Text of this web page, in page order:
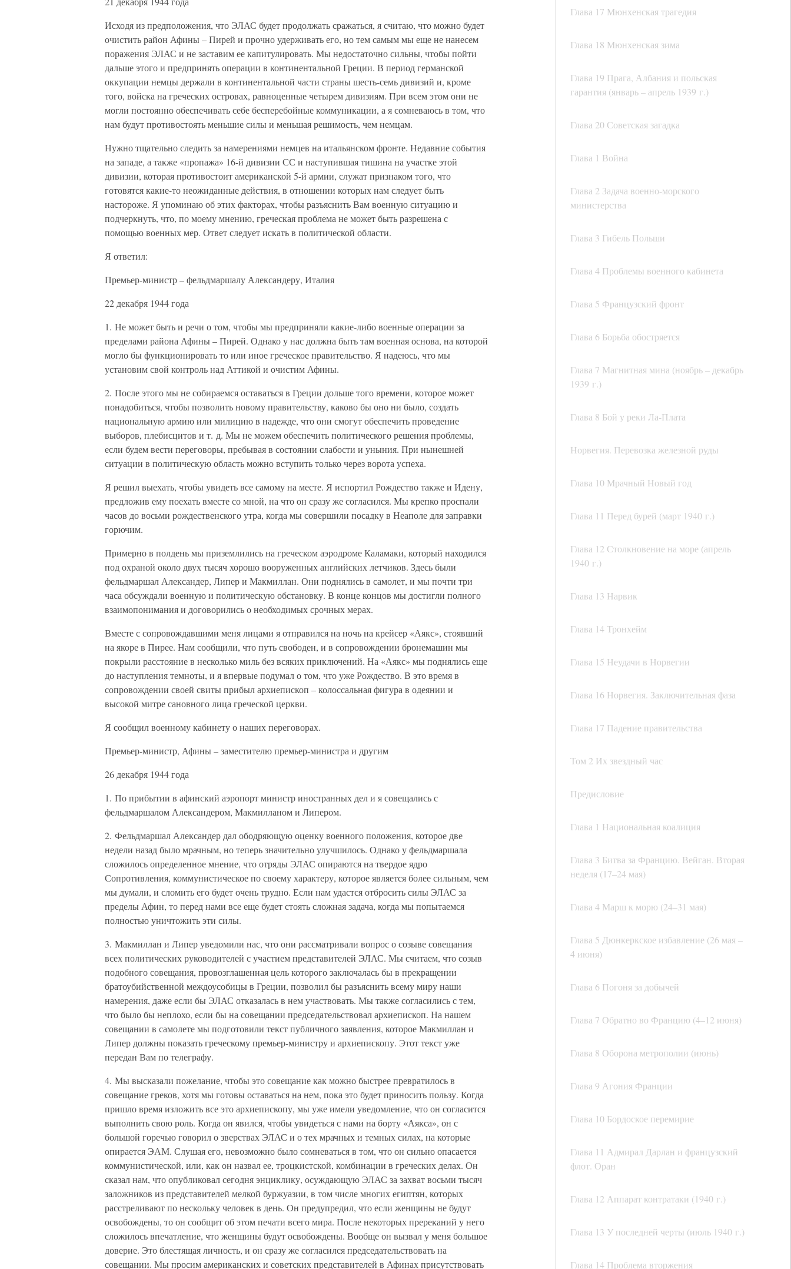
Глава 17 Мюнхенская трагедия
Глава 18 Мюнхенская зима
Глава 19 Прага, Албания и польская
гарантия (январь – апрель 1939 г.)
Глава 20 Советская загадка
Глава 1 Война
Глава 2 Задача военно-морского
министерства
Глава 3 Гибель Польши
Глава 4 Проблемы военного кабинета
Глава 5 Французский фронт
Глава 6 Борьба обостряется
Глава 7 Магнитная мина (ноябрь – декабрь
1939 г.)
Глава 8 Бой у реки Ла-Плата
Норвегия. Перевозка железной руды
Глава 10 Мрачный Новый год
Глава 11 Перед бурей (март 1940 г.)
Глава 12 Столкновение на море (апрель
1940 г.)
Глава 13 Нарвик
Глава 14 Тронхейм
Глава 15 Неудачи в Норвегии
Глава 16 Норвегия. Заключительная фаза
Глава 17 Падение правительства
Том 2 Их звездный час
Предисловие
Глава 1 Национальная коалиция
Глава 3 Битва за Францию. Вейган. Вторая
неделя (17–24 мая)
Глава 4 Марш к морю (24–31 мая)
Глава 5 Дюнкеркское избавление (26 мая –
4 июня)
Глава 6 Погоня за добычей
Глава 7 Обратно во Францию (4–12 июня)
Глава 8 Оборона метрополии (июнь)
Глава 9 Агония Франции
Глава 10 Бордоское перемирие
Глава 11 Адмирал Дарлан и французский
флот. Оран
Глава 12 Аппарат контратаки (1940 г.)
Глава 13 У последней черты (июль 1940 г.)
Глава 14 Проблема вторжения
Исходя из предположения, что ЭЛАС будет продолжать сражаться, я считаю, что можно будет
очистить район Афины – Пирей и прочно удерживать его, но тем самым мы еще не нанесем
поражения ЭЛАС и не заставим ее капитулировать. Мы недостаточно сильны, чтобы пойти
дальше этого и предпринять операции в континентальной Греции. В период германской
оккупации немцы держали в континентальной части страны шесть-семь дивизий и, кроме
того, войска на греческих островах, равноценные четырем дивизиям. При всем этом они не
могли постоянно обеспечивать себе бесперебойные коммуникации, а я сомневаюсь в том, что
нам будут противостоять меньшие силы и меньшая решимость, чем немцам.
Нужно тщательно следить за намерениями немцев на итальянском фронте. Недавние события
на западе, а также «пропажа» 16-й дивизии СС и наступившая тишина на участке этой
дивизии, которая противостоит американской 5-й армии, служат признаком того, что
готовятся какие-то неожиданные действия, в отношении которых нам следует быть
настороже. Я упоминаю об этих факторах, чтобы разъяснить Вам военную ситуацию и
подчеркнуть, что, по моему мнению, греческая проблема не может быть разрешена с
помощью военных мер. Ответ следует искать в политической области.
Я ответил:
Премьер-министр – фельдмаршалу Александеру, Италия
22 декабря 1944 года
1. Не может быть и речи о том, чтобы мы предприняли какие-либо военные операции за
пределами района Афины – Пирей. Однако у нас должна быть там военная основа, на которой
могло бы функционировать то или иное греческое правительство. Я надеюсь, что мы
установим свой контроль над Аттикой и очистим Афины.
2. После этого мы не собираемся оставаться в Греции дольше того времени, которое может
понадобиться, чтобы позволить новому правительству, каково бы оно ни было, создать
национальную армию или милицию в надежде, что они смогут обеспечить проведение
выборов, плебисцитов и т. д. Мы не можем обеспечить политического решения проблемы,
если будем вести переговоры, пребывая в состоянии слабости и уныния. При нынешней
ситуации в политическую область можно вступить только через ворота успеха.
Я решил выехать, чтобы увидеть все самому на месте. Я испортил Рождество также и Идену,
предложив ему поехать вместе со мной, на что он сразу же согласился. Мы крепко проспали
часов до восьми рождественского утра, когда мы совершили посадку в Неаполе для заправки
горючим.
Примерно в полдень мы приземлились на греческом аэродроме Каламаки, который находился
под охраной около двух тысяч хорошо вооруженных английских летчиков. Здесь были
фельдмаршал Александер, Липер и Макмиллан. Они поднялись в самолет, и мы почти три
часа обсуждали военную и политическую обстановку. В конце концов мы достигли полного
взаимопонимания и договорились о необходимых срочных мерах.
Вместе с сопровождавшими меня лицами я отправился на ночь на крейсер «Аякс», стоявший
на якоре в Пирее. Нам сообщили, что путь свободен, и в сопровождении бронемашин мы
покрыли расстояние в несколько миль без всяких приключений. На «Аякс» мы поднялись еще
до наступления темноты, и я впервые подумал о том, что уже Рождество. В это время в
сопровождении своей свиты прибыл архиепископ – колоссальная фигура в одеянии и
высокой митре сановного лица греческой церкви.
Я сообщил военному кабинету о наших переговорах.
Премьер-министр, Афины – заместителю премьер-министра и другим
26 декабря 1944 года
1. По прибытии в афинский аэропорт министр иностранных дел и я совещались с
фельдмаршалом Александером, Макмилланом и Липером.
2. Фельдмаршал Александер дал ободряющую оценку военного положения, которое две
недели назад было мрачным, но теперь значительно улучшилось. Однако у фельдмаршала
сложилось определенное мнение, что отряды ЭЛАС опираются на твердое ядро
Сопротивления, коммунистическое по своему характеру, которое является более сильным, чем
мы думали, и сломить его будет очень трудно. Если нам удастся отбросить силы ЭЛАС за
пределы Афин, то перед нами все еще будет стоять сложная задача, когда мы попытаемся
полностью уничтожить эти силы.
3. Макмиллан и Липер уведомили нас, что они рассматривали вопрос о созыве совещания
всех политических руководителей с участием представителей ЭЛАС. Мы считаем, что созыв
подобного совещания, провозглашенная цель которого заключалась бы в прекращении
братоубийственной междоусобицы в Греции, позволил бы разъяснить всему миру наши
намерения, даже если бы ЭЛАС отказалась в нем участвовать. Мы также согласились с тем,
что было бы неплохо, если бы на совещании председательствовал архиепископ. На нашем
совещании в самолете мы подготовили текст публичного заявления, которое Макмиллан и
Липер должны показать греческому премьер-министру и архиепископу. Этот текст уже
передан Вам по телеграфу.
4. Мы высказали пожелание, чтобы это совещание как можно быстрее превратилось в
совещание греков, хотя мы готовы оставаться на нем, пока это будет приносить пользу. Когда
пришло время изложить все это архиепископу, мы уже имели уведомление, что он согласится
выполнить свою роль. Когда он явился, чтобы увидеться с нами на борту «Аякса», он с
большой горечью говорил о зверствах ЭЛАС и о тех мрачных и темных силах, на которые
опирается ЭАМ. Слушая его, невозможно было сомневаться в том, что он сильно опасается
коммунистической, или, как он назвал ее, троцкистской, комбинации в греческих делах. Он
сказал нам, что опубликовал сегодня энциклику, осуждающую ЭЛАС за захват восьми тысяч
заложников из представителей мелкой буржуазии, в том числе многих египтян, которых
расстреливают по нескольку человек в день. Он предупредил, что если женщины не будут
освобождены, то он сообщит об этом печати всего мира. После некоторых пререканий у него
сложилось впечатление, что женщины будут освобождены. Вообще он вызвал у меня большое
доверие. Это блестящая личность, и он сразу же согласился председательствовать на
совещании. Мы просим американских и советских представителей в Афинах присутствовать